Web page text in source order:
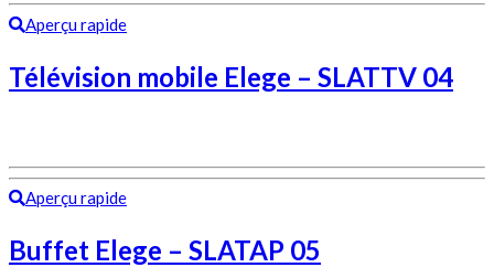
Aperçu rapide
Télévision mobile Elege – SLATTV 04
Aperçu rapide
Buffet Elege – SLATAP 05